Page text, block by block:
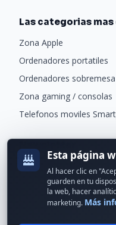
Las categorias
Zona Apple
Ordenadores portatiles
Ordenadores
Zona gaming / consolas
Telefonos moviles
Recibe ofertas
Esta página
Al hacer clic en
guarden en tu
la web, hacer
marketing. Más